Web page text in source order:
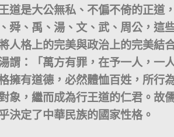
道是大公無私、不偏不倚的正道
舜、禹、湯、文、武、周公，這
人格上的完美與政治上的完美結
謂：「萬方有罪，在予一人，一
擁有道德，必然體恤百姓，所行
象，繼而成為行王道的仁君。故
決定了中華民族的國家性格。